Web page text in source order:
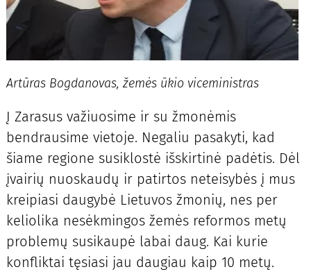
Artūras Bogdanovas, žemės ūkio viceministras
Į Zarasus važiuosime ir su žmonėmis
bendrausime vietoje. Negaliu pasakyti, kad
šiame regione susiklostė išskirtinė padėtis. Dėl
įvairių nuoskaudų ir patirtos neteisybės į mus
kreipiasi daugybė Lietuvos žmonių, nes per
keliolika nesėkmingos žemės reformos metų
problemų susikaupė labai daug. Kai kurie
konfliktai tęsiasi jau daugiau kaip 10 metų.